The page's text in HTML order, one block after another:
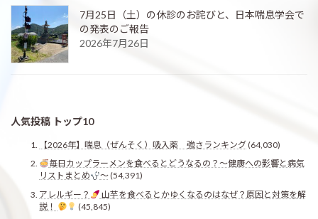
7月25日（土）の休診のお詫びと、日本喘息学会で
の発表のご報告
2026年7月26日
人気投稿 トップ10
【2026年】喘息（ぜんそく）吸入薬 強さランキング(64,030)
毎日カップラーメンを食べるとどうなるの？〜健康への影響と病気
リストまとめ
〜(54,391)
アレルギー？
山芋を食べるとかゆくなるのはなぜ？原因と対策を解
説！
(45,845)